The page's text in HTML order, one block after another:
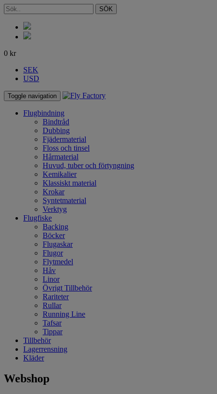
SÖK
0 kr
SEK
USD
Toggle navigation
Flugbindning
Bindtråd
Dubbing
Fjädermaterial
Floss och tinsel
Hårmaterial
Huvud, tuber och förtyngning
Kemikalier
Klassiskt material
Krokar
Syntetmaterial
Verktyg
Flugfiske
Backing
Böcker
Flugaskar
Flugor
Flytmedel
Håv
Linor
Övrigt Tillbehör
Rariteter
Rullar
Running Line
Tafsar
Tippar
Tillbehör
Lagerrensning
Kläder
Webshop